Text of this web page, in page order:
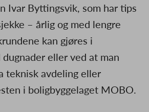
Ivar Byttingsvik, som har tips
– årlig og med lengre
kan gjøres i
eller ved at man
teknisk avdeling eller
i boligbyggelaget MOBO.